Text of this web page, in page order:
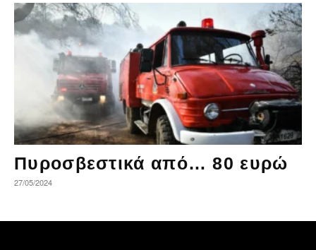
Πυροσβεστικά από… 80 ευρώ
27/05/2024